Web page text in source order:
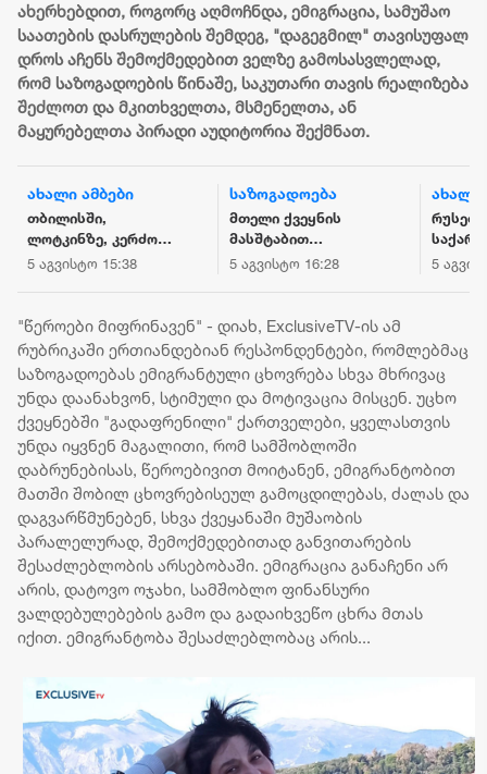
ახერხებდით, როგორც აღმოჩნდა, ემიგრაცია, სამუშაო
საათების დასრულების შემდეგ, "დაგეგმილ" თავისუფალ
დროს აჩენს შემოქმედებით ველზე გამოსასვლელად,
რომ საზოგადოების წინაშე, საკუთარი თავის რეალიზება
შეძლოთ და მკითხველთა, მსმენელთა, ან
მაყურებელთა პირადი აუდიტორია შექმნათ.
საზოგადოება
მთელი ქვეყნის
მასშტაბით
ელექტროენერგია
5 აგვისტო 16:28
ახალი ამბები
რუსეთ-
საქართველოს
სასაზღვრო ზოლში
5 აგვისტო 12:47
მიხეილ
ზაალ
გამო.
5
"წეროები მიფრინავენ" - დიახ, ExclusiveTV-ის ამ
რუბრიკაში ერთიანდებიან რესპონდენტები, რომლებმაც
საზოგადოებას ემიგრანტული ცხოვრება სხვა მხრივაც
უნდა დაანახვონ, სტიმული და მოტივაცია მისცენ. უცხო
ქვეყნებში "გადაფრენილი" ქართველები, ყველასთვის
უნდა იყვნენ მაგალითი, რომ სამშობლოში
დაბრუნებისას, წეროებივით მოიტანენ, ემიგრანტობით
მათში შობილ ცხოვრებისეულ გამოცდილებას, ძალას და
დაგვარწმუნებენ, სხვა ქვეყანაში მუშაობის
პარალელურად, შემოქმედებითად განვითარების
შესაძლებლობის არსებობაში. ემიგრაცია განაჩენი არ
არის, დატოვო ოჯახი, სამშობლო ფინანსური
ვალდებულებების გამო და გადაიხვეწო ცხრა მთას
იქით. ემიგრანტობა შესაძლებლობაც არის...